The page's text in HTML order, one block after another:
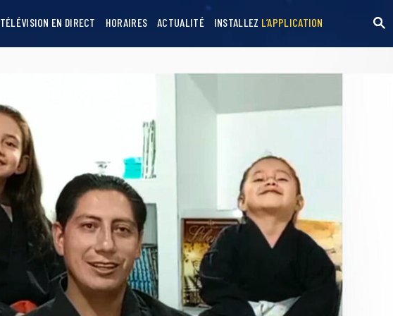
TÉLÉVISION EN DIRECT HORAIRES ACTUALITÉ INSTALLEZ L’APPLICATION